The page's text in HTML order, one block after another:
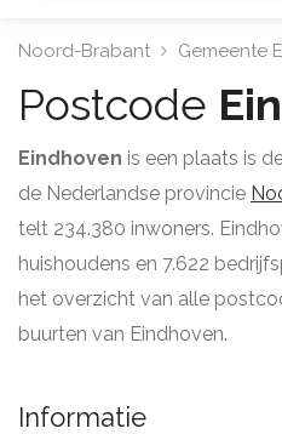
Noord-Brabant Gemeente
Postcode
Eindhoven is een plaats is
de Nederlandse provincie
telt 234.380 inwoners.
huishoudens en 7.622
het overzicht van alle
buurten van Eindhoven.
Informatie